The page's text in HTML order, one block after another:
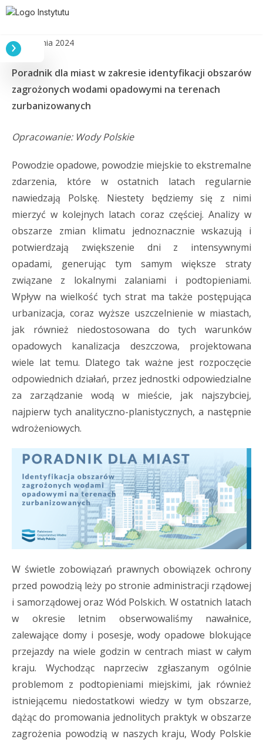
21 sierpnia 2024
Poradnik dla miast w zakresie identyfikacji obszarów
zagrożonych wodami opadowymi na terenach
zurbanizowanych
Opracowanie: Wody Polskie
Powodzie opadowe, powodzie miejskie to ekstremalne
zdarzenia, które w ostatnich latach regularnie
nawiedzają Polskę. Niestety będziemy się z nimi
mierzyć w kolejnych latach coraz częściej. Analizy w
obszarze zmian klimatu jednoznacznie wskazują i
potwierdzają zwiększenie dni z intensywnymi
opadami, generując tym samym większe straty
związane z lokalnymi zalaniami i podtopieniami.
Wpływ na wielkość tych strat ma także postępująca
urbanizacja, coraz wyższe uszczelnienie w miastach,
jak również niedostosowana do tych warunków
opadowych kanalizacja deszczowa, projektowana
wiele lat temu. Dlatego tak ważne jest rozpoczęcie
odpowiednich działań, przez jednostki odpowiedzialne
za zarządzanie wodą w mieście, jak najszybciej,
najpierw tych analityczno-planistycznych, a następnie
wdrożeniowych.
W świetle zobowiązań prawnych obowiązek ochrony
przed powodzią leży po stronie administracji rządowej
i samorządowej oraz Wód Polskich. W ostatnich latach
w okresie letnim obserwowaliśmy nawałnice,
zalewające domy i posesje, wody opadowe blokujące
przejazdy na wiele godzin w centrach miast w całym
kraju. Wychodząc naprzeciw zgłaszanym ogólnie
problemom z podtopieniami miejskimi, jak również
istniejącemu niedostatkowi wiedzy w tym obszarze,
dążąc do promowania jednolitych praktyk w obszarze
zagrożenia powodzią w naszych kraju, Wody Polskie